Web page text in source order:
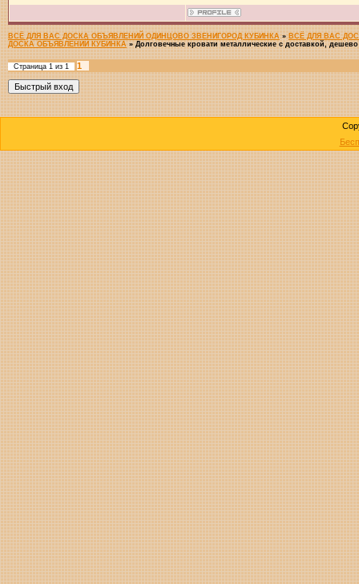
ВСЁ ДЛЯ ВАС ДОСКА ОБЪЯВЛЕНИЙ ОДИНЦОВО ЗВЕНИГОРОД КУБИНКА » ВСЁ ДЛЯ ВАС
ДОСКА ОБЪЯВЛЕНИЙ КУБИНКА » Долговечные кровати металлические с доставкой, дешево
Страница 1из 1 1